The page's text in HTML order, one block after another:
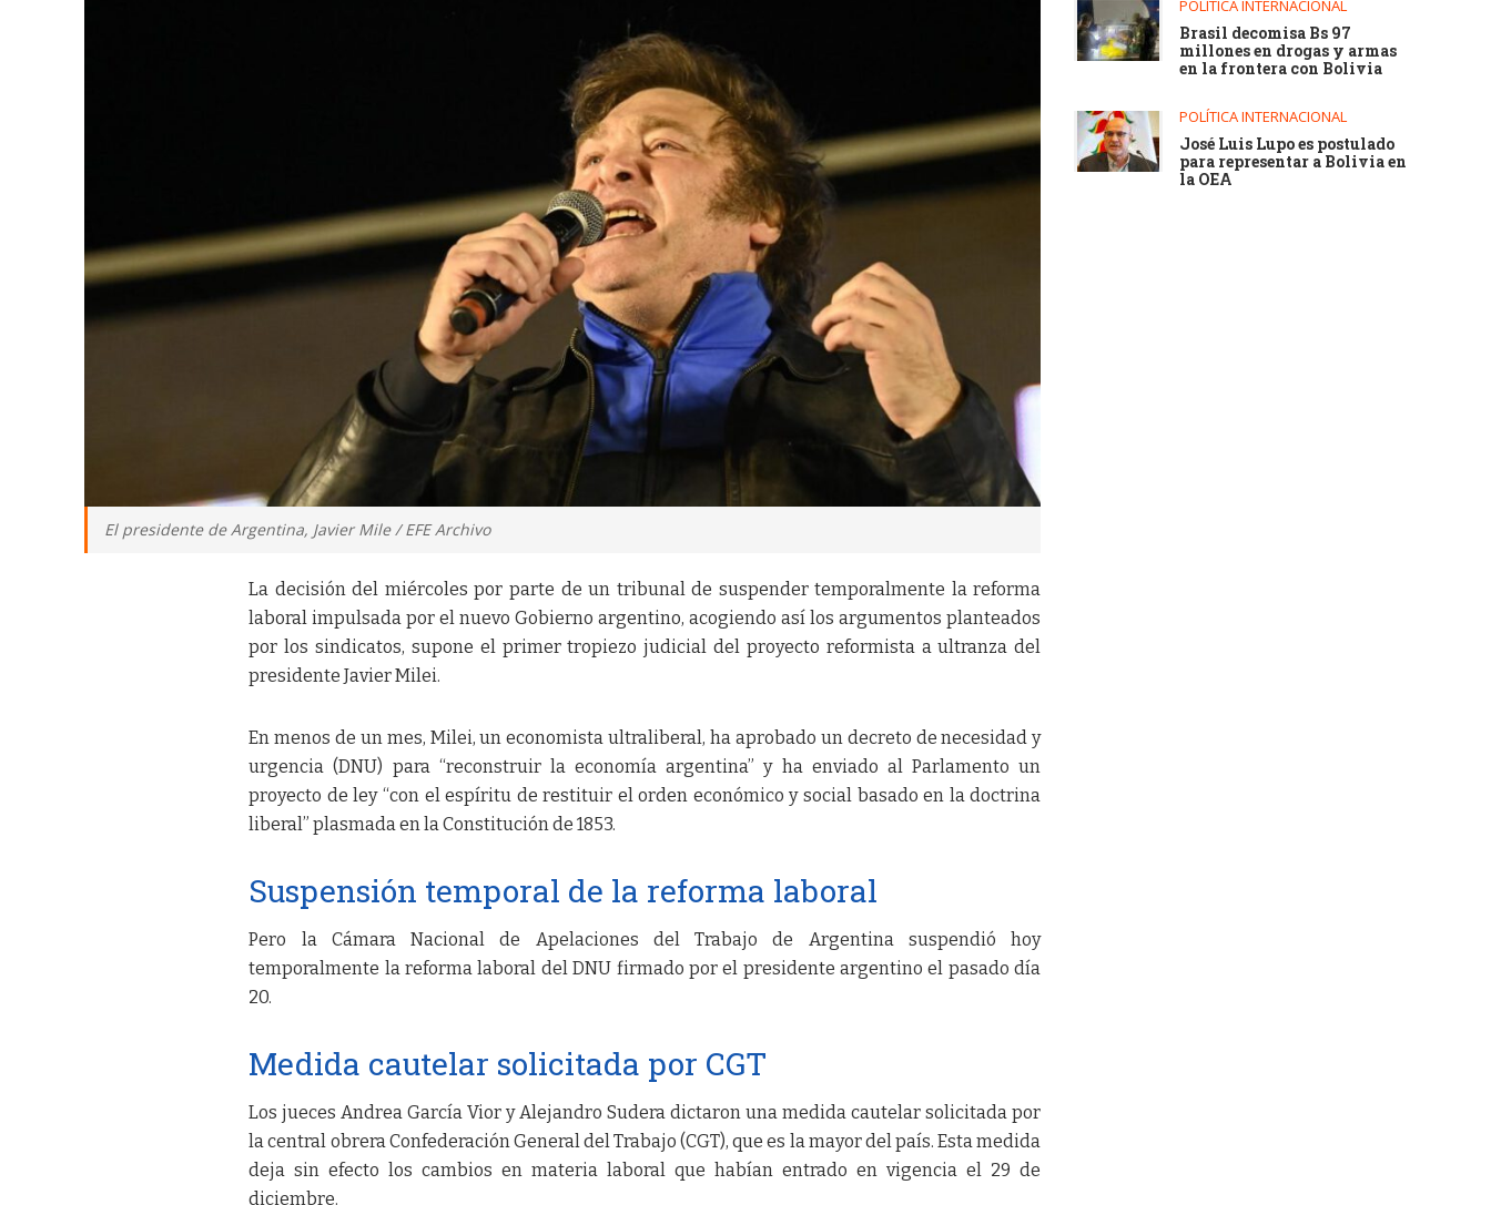
El presidente de Argentina, Javier Mile / EFE Archivo
La decisión del miércoles por parte de un tribunal de suspender temporalmente la reforma
laboral impulsada por el nuevo Gobierno argentino, acogiendo así los argumentos planteados
por los sindicatos, supone el primer tropiezo judicial del proyecto reformista a ultranza del
presidente Javier Milei.
En menos de un mes, Milei, un economista ultraliberal, ha aprobado un decreto de necesidad y
urgencia (DNU) para “reconstruir la economía argentina” y ha enviado al Parlamento un
proyecto de ley “con el espíritu de restituir el orden económico y social basado en la doctrina
liberal” plasmada en la Constitución de 1853.
Suspensión temporal de la reforma laboral
Pero la Cámara Nacional de Apelaciones del Trabajo de Argentina suspendió hoy
temporalmente la reforma laboral del DNU firmado por el presidente argentino el pasado día
20.
Medida cautelar solicitada por CGT
Los jueces Andrea García Vior y Alejandro Sudera dictaron una medida cautelar solicitada por
la central obrera Confederación General del Trabajo (CGT), que es la mayor del país. Esta medida
deja sin efecto los cambios en materia laboral que habían entrado en vigencia el 29 de
diciembre.
POLÍTICA INTERNACIONAL
Brasil decomisa Bs 97
millones en drogas y armas
en la frontera con Bolivia
POLÍTICA INTERNACIONAL
José Luis Lupo es postulado
para representar a Bolivia en
la OEA